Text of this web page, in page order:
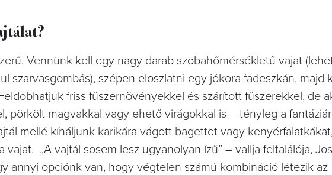
Vennünk kell egy nagy darab szobahőmérsékletű vajat
szarvasgombás), szépen eloszlatni egy jókora fadeszkán, majd
friss fűszernövényekkel és szárított fűszerekkel, de
pörkölt magvakkal vagy ehető virágokkal is – tényleg a
mellé kínáljunk karikára vágott bagettet vagy
vajat. „A vajtál sosem lesz ugyanolyan ízű” – vallja feltalálója,
annyi opciónk van, hogy végtelen számú kombináció létezik az